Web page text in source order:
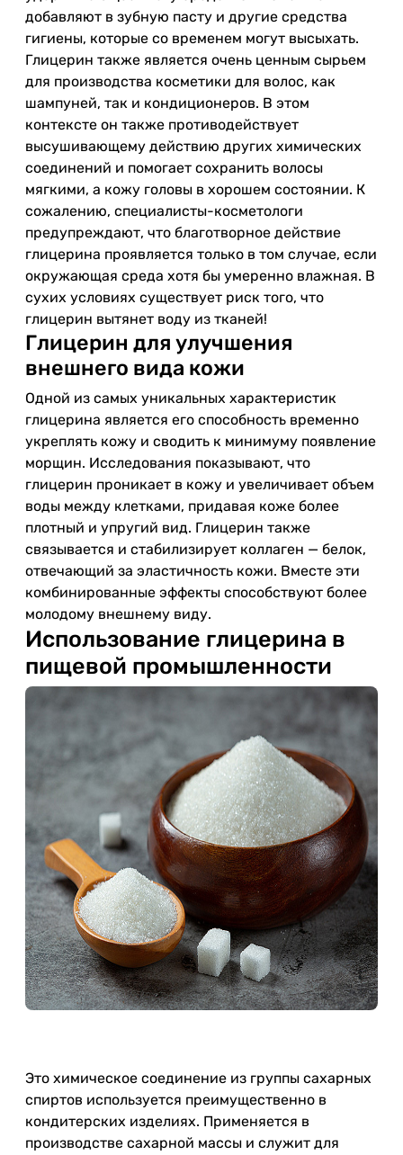
добавляют в зубную пасту и другие средства
гигиены, которые со временем могут высыхать.
Глицерин также является очень ценным сырьем
для производства косметики для волос, как
шампуней, так и кондиционеров. В этом
контексте он также противодействует
высушивающему действию других химических
соединений и помогает сохранить волосы
мягкими, а кожу головы в хорошем состоянии. К
сожалению, специалисты-косметологи
предупреждают, что благотворное действие
глицерина проявляется только в том случае, если
окружающая среда хотя бы умеренно влажная. В
сухих условиях существует риск того, что
глицерин вытянет воду из тканей!
Глицерин для улучшения
внешнего вида кожи
Одной из самых уникальных характеристик
глицерина является его способность временно
укреплять кожу и сводить к минимуму появление
морщин. Исследования показывают, что
глицерин проникает в кожу и увеличивает объем
воды между клетками, придавая коже более
плотный и упругий вид. Глицерин также
связывается и стабилизирует коллаген — белок,
отвечающий за эластичность кожи. Вместе эти
комбинированные эффекты способствуют более
молодому внешнему виду.
Использование глицерина в
пищевой промышленности
Это химическое соединение из группы сахарных
спиртов используется преимущественно в
кондитерских изделиях. Применяется в
производстве сахарной массы и служит для